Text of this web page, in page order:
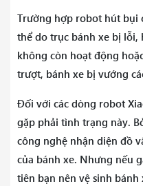
Trường hợp robot hút bụi
thể do trục bánh xe bị
không còn hoạt động
trượt, bánh xe bị vướng
Đối với các dòng robot
gặp phải tình trạng này.
công nghệ nhận diện đồ
của bánh xe. Nhưng nếu
tiên bạn nên vệ sinh